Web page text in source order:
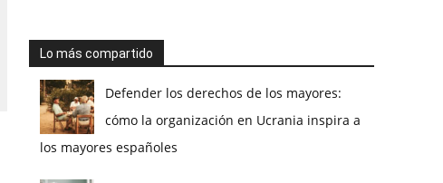
Lo más compartido
Defender los derechos de los mayores:
cómo la organización en Ucrania inspira a
los mayores españoles